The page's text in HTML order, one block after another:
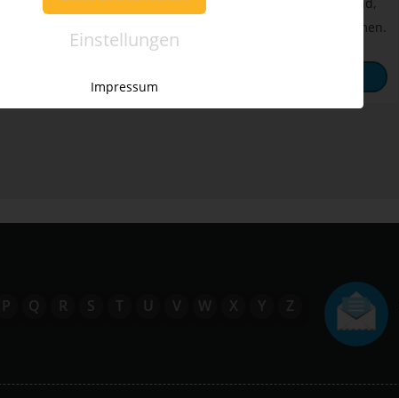
Einstellungen
Impressum
nachfolgend einloggen. Die Daten, die zur Bestellung nötig sind,
werden dann automatisch aus Ihrem Kundenkonto übernommen.
P Q R S T U V W X Y Z